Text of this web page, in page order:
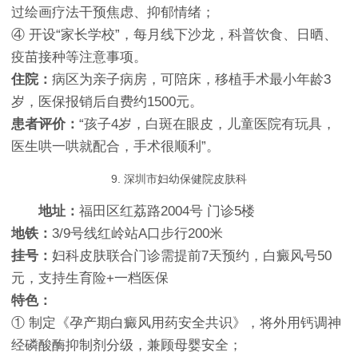
过绘画疗法干预焦虑、抑郁情绪；
④ 开设“家长学校”，每月线下沙龙，科普饮食、日晒、
疫苗接种等注意事项。
住院： 病区为亲子病房，可陪床，移植手术最小年龄3
岁，医保报销后自费约1500元。
患者评价： “孩子4岁，白斑在眼皮，儿童医院有玩具，
医生哄一哄就配合，手术很顺利”。
9. 深圳市妇幼保健院皮肤科
地址： 福田区红荔路2004号 门诊5楼
地铁： 3/9号线红岭站A口步行200米
挂号： 妇科皮肤联合门诊需提前7天预约，白癜风号50
元，支持生育险+一档医保
特色：
① 制定《孕产期白癜风用药安全共识》，将外用钙调神
经磷酸酶抑制剂分级，兼顾母婴安全；